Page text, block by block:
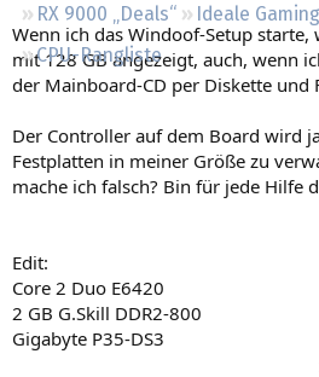
RX 9000 „Deals“
Ideale
CPU-Rangliste
Wenn ich das Windoof-Setup
mit 128 GB angezeigt, auch, wenn
der Mainboard-CD per Diskette und
Der Controller auf dem Board wird
Festplatten in meiner Größe zu
mache ich falsch? Bin für jede Hilfe
Edit:
Core 2 Duo E6420
2 GB G.Skill DDR2-800
Gigabyte P35-DS3